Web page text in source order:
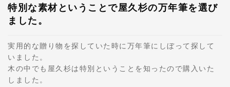
特別な素材ということで屋久杉の万年筆を選び
ました。
実用的な贈り物を探していた時に万年筆にしぼって探して
いました。
木の中でも屋久杉は特別ということを知ったので購入いた
しました。